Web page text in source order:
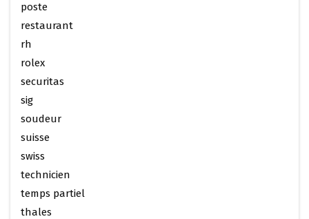
poste
restaurant
rh
rolex
securitas
sig
soudeur
suisse
swiss
technicien
temps partiel
thales